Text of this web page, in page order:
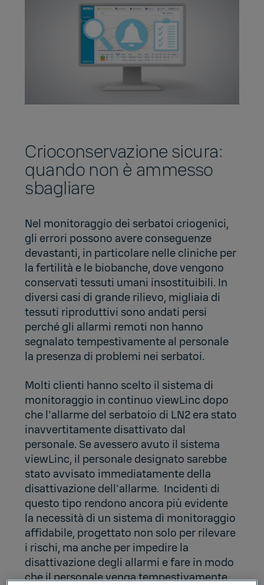
Crioconservazione sicura:
quando non è ammesso
sbagliare
Nel monitoraggio dei serbatoi criogenici,
gli errori possono avere conseguenze
devastanti, in particolare nelle cliniche per
la fertilità e le biobanche, dove vengono
conservati tessuti umani insostituibili. In
diversi casi di grande rilievo, migliaia di
tessuti riproduttivi sono andati persi
perché gli allarmi remoti non hanno
segnalato tempestivamente al personale
la presenza di problemi nei serbatoi.
Molti clienti hanno scelto il sistema di
monitoraggio in continuo viewLinc dopo
che l'allarme del serbatoio di LN2 era stato
inavvertitamente disattivato dal
personale. Se avessero avuto il sistema
viewLinc, il personale designato sarebbe
stato avvisato immediatamente della
disattivazione dell'allarme. Incidenti di
questo tipo rendono ancora più evidente
la necessità di un sistema di monitoraggio
affidabile, progettato non solo per rilevare
i rischi, ma anche per impedire la
disattivazione degli allarmi e fare in modo
che il personale venga tempestivamente